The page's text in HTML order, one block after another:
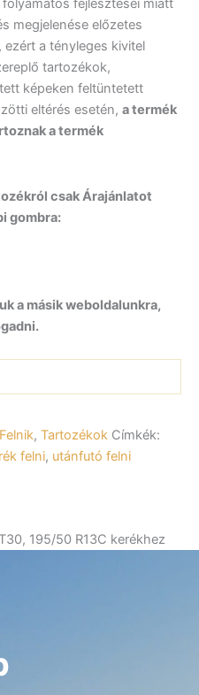
fejlesztései miatt
megjelenése előzetes
a tényleges kivitel
tartozékok,
képeken feltüntetett
eltérés esetén, a termék
a termék
csak Árajánlatot
gombra:
a másik weboldalunkra,
Felnik, Tartozékok Címkék:
felni, utánfutó felni
195/50 R13C kerékhez